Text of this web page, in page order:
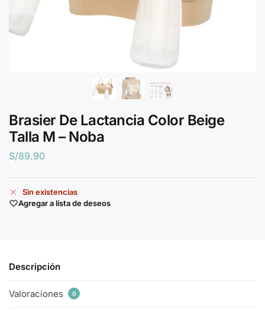
Brasier De Lactancia Color Beige
Talla M – Noba
S/89.90
Sin existencias
Agregar a lista de deseos
Descripción
Valoraciones 0